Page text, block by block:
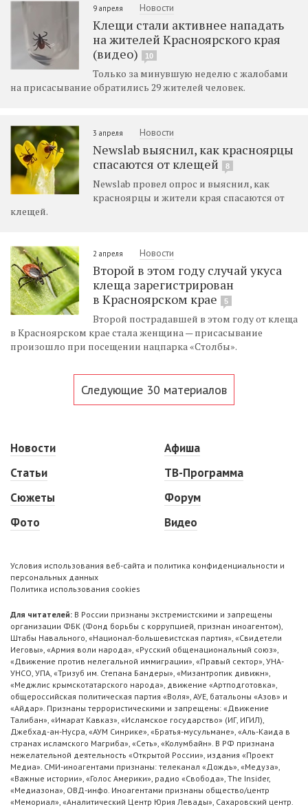
9 апреля Новости
Клещи стали активнее нападать
на жителей Красноярского края
(видео)
10
Только за минувшую неделю с жалобами
на присасывание обратились 29 жителей человек.
3 апреля Новости
Newslab выяснил, как красноярцы
спасаются от клещей
8
Newslab провел опрос и выяснил, как
красноярцы и жители края спасаются от
клещей.
2 апреля Новости
Второй в этом году случай укуса
клеща зарегистрирован
в Красноярском крае
5
Второй пострадавшей в этом году от клеща
в Красноярском крае стала женщина — присасывание
произошло при посещении нацпарка «Столбы».
Следующие 30 материалов
Новости
Статьи
Сюжеты
Фото
Афиша
ТВ-Программа
Форум
Видео
Условия использования веб-сайта и политика конфиденциальности и
персональных данных
Политика использования cookies
Для читателей: В России признаны экстремистскими и запрещены
организации ФБК (Фонд борьбы с коррупцией, признан иноагентом),
Штабы Навального, «Национал-большевистская партия», «Свидетели
Иеговы», «Армия воли народа», «Русский общенациональный союз»,
«Движение против нелегальной иммиграции», «Правый сектор», УНА-
УНСО, УПА, «Тризуб им. Степана Бандеры», «Мизантропик дивижн»,
«Меджлис крымскотатарского народа», движение «Артподготовка»,
общероссийская политическая партия «Воля», АУЕ, батальоны «Азов» и
«Айдар». Признаны террористическими и запрещены: «Движение
Талибан», «Имарат Кавказ», «Исламское государство» (ИГ, ИГИЛ),
Джебхад-ан-Нусра, «АУМ Синрике», «Братья-мусульмане», «Аль-Каида в
странах исламского Магриба», «Сеть», «Колумбайн». В РФ признана
нежелательной деятельность «Открытой России», издания «Проект
Медиа». СМИ-иноагентами признаны: телеканал «Дождь», «Медуза»,
«Важные истории», «Голос Америки», радио «Свобода», The Insider,
«Медиазона», ОВД-инфо. Иноагентами признаны общество/центр
«Мемориал», «Аналитический Центр Юрия Левады», Сахаровский центр.